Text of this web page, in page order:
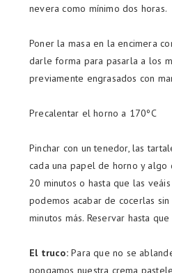
nevera como mínimo dos horas.
Poner la masa en la encimera
darle forma para pasarla a los
previamente engrasados con
Precalentar el horno a 170ºC
Pinchar con un tenedor, las
cada una papel de horno y algo
20 minutos o hasta que las
podemos acabar de cocerlas
minutos más. Reservar hasta
El truco:Para que no se
pongamos nuestra crema